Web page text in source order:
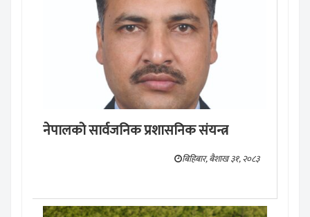
नेपालको सार्वजनिक प्रशासनिक संयन्त्र
बिहिबार, बैशाख ३१, २०८३